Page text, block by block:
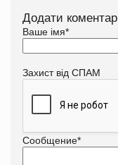
Додати коментар
Ваше імя*
Захист від СПАМ
Сообщение*